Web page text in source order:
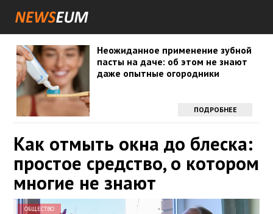
Неожиданное применение зубной
пасты на даче: об этом не знают
даже опытные огородники
ПОДРОБНЕЕ
Как отмыть окна до блеска:
простое средство, о котором
многие не знают
ОБЩЕСТВО